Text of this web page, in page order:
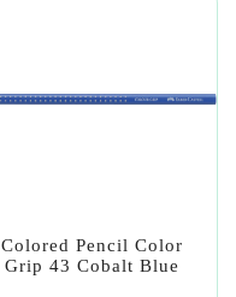
Colored Pencil Color
Grip 43 Cobalt Blue